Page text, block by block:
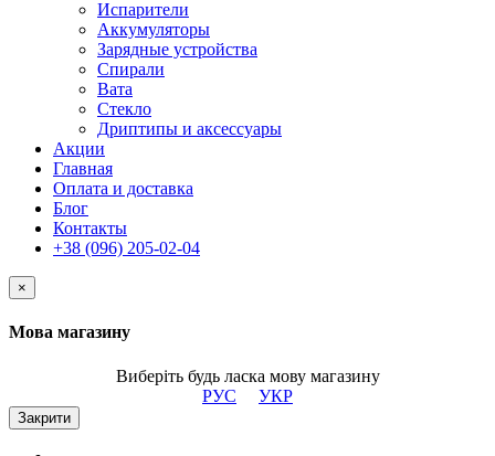
Испарители
Аккумуляторы
Зарядные устройства
Спирали
Вата
Стекло
Дриптипы и аксессуары
Акции
Главная
Оплата и доставка
Блог
Контакты
+38 (096) 205-02-04
×
Мова магазину
Виберіть будь ласка мову магазину
РУС
УКР
Закрити